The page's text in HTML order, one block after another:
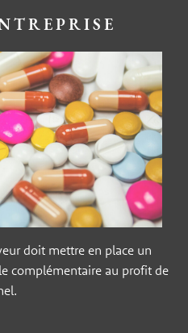
doit mettre en place un
complémentaire au profit de